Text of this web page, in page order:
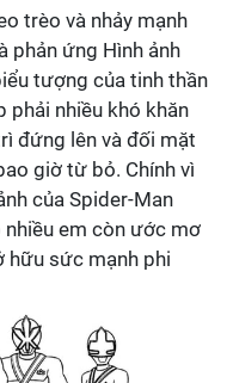
trèo và nhảy mạnh
phản ứng Hình ảnh
tượng của tinh thần
phải nhiều khó khăn
đứng lên và đối mặt
giờ từ bỏ. Chính vì
của Spider-Man
em còn ước mơ
hữu sức mạnh phi